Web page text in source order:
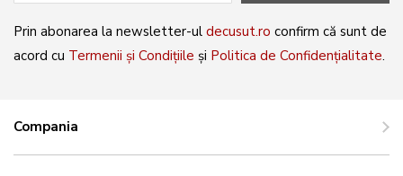
Prin abonarea la newsletter-ul decusut.ro confirm că sunt de
acord cu Termenii și Condițiile și Politica de Confidențialitate.
Compania